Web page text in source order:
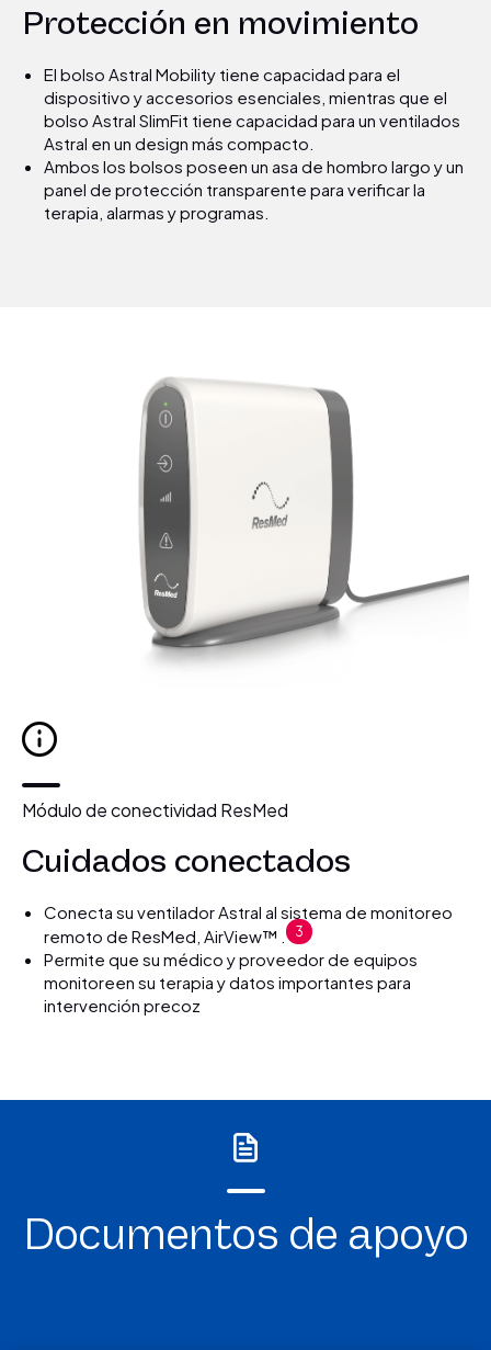
Protección en movimiento
El bolso Astral Mobility tiene capacidad para el
dispositivo y accesorios esenciales, mientras que el
bolso Astral SlimFit tiene capacidad para un ventilados
Astral en un design más compacto.
Ambos los bolsos poseen un asa de hombro largo y un
panel de protección transparente para verificar la
terapia, alarmas y programas.
Módulo de conectividad ResMed
Cuidados conectados
Conecta su ventilador Astral al sistema de monitoreo
remoto de ResMed, AirView™ .
3
Permite que su médico y proveedor de equipos
monitoreen su terapia y datos importantes para
intervención precoz
Documentos de apoyo